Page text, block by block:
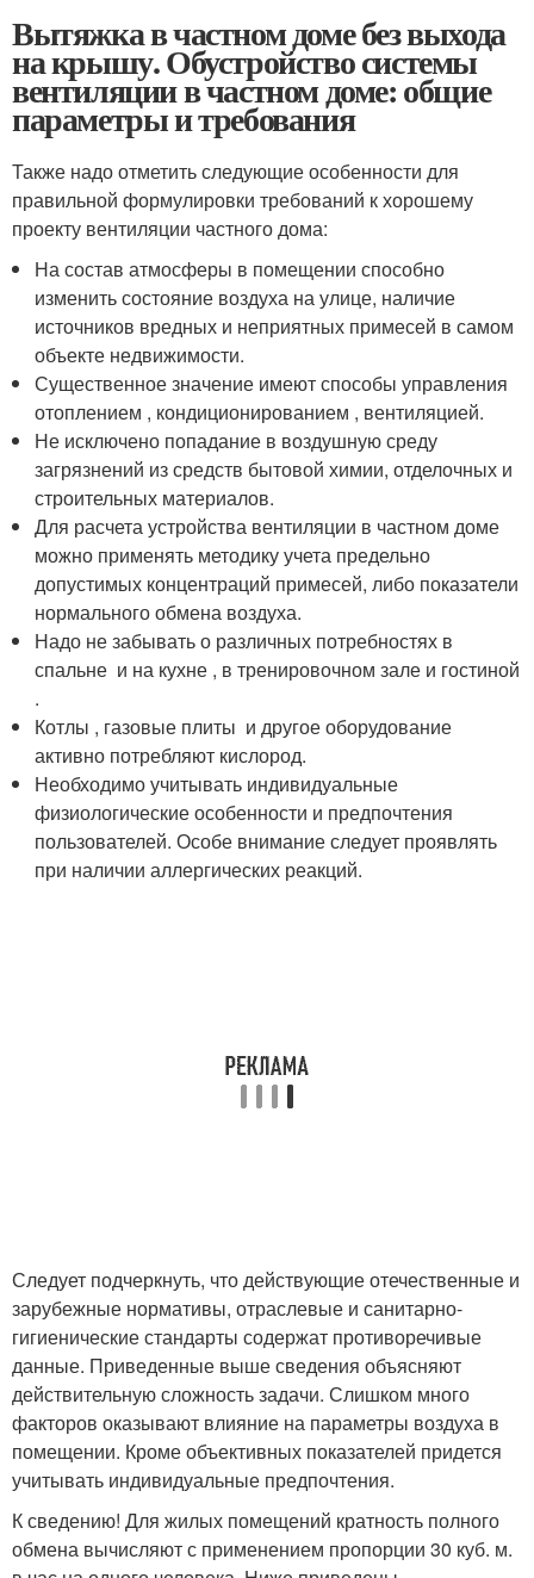
Вытяжка в частном доме без выхода
на крышу. Обустройство системы
вентиляции в частном доме: общие
параметры и требования
Также надо отметить следующие особенности для
правильной формулировки требований к хорошему
проекту вентиляции частного дома:
На состав атмосферы в помещении способно
изменить состояние воздуха на улице, наличие
источников вредных и неприятных примесей в самом
объекте недвижимости.
Существенное значение имеют способы управления
отоплением , кондиционированием , вентиляцией.
Не исключено попадание в воздушную среду
загрязнений из средств бытовой химии, отделочных и
строительных материалов.
Для расчета устройства вентиляции в частном доме
можно применять методику учета предельно
допустимых концентраций примесей, либо показатели
нормального обмена воздуха.
Надо не забывать о различных потребностях в
спальне и на кухне , в тренировочном зале и гостиной
.
Котлы , газовые плиты и другое оборудование
активно потребляют кислород.
Необходимо учитывать индивидуальные
физиологические особенности и предпочтения
пользователей. Особе внимание следует проявлять
при наличии аллергических реакций.
Следует подчеркнуть, что действующие отечественные и
зарубежные нормативы, отраслевые и санитарно-
гигиенические стандарты содержат противоречивые
данные. Приведенные выше сведения объясняют
действительную сложность задачи. Слишком много
факторов оказывают влияние на параметры воздуха в
помещении. Кроме объективных показателей придется
учитывать индивидуальные предпочтения.
К сведению! Для жилых помещений кратность полного
обмена вычисляют с применением пропорции 30 куб. м.